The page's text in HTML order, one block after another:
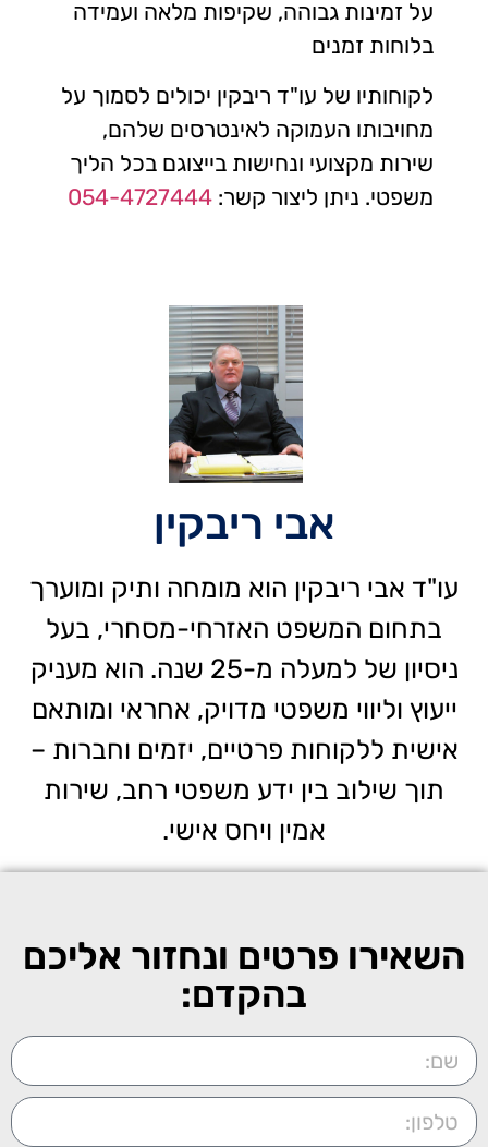
על זמינות גבוהה, שקיפות מלאה ועמידה
בלוחות זמנים
לקוחותיו של עו"ד ריבקין יכולים לסמוך על
מחויבותו העמוקה לאינטרסים שלהם,
שירות מקצועי ונחישות בייצוגם בכל הליך
משפטי. ניתן ליצור קשר: 054-4727444
אבי ריבקין
עו"ד אבי ריבקין הוא מומחה ותיק ומוערך
בתחום המשפט האזרחי-מסחרי, בעל
ניסיון של למעלה מ-25 שנה. הוא מעניק
ייעוץ וליווי משפטי מדויק, אחראי ומותאם
אישית ללקוחות פרטיים, יזמים וחברות –
תוך שילוב בין ידע משפטי רחב, שירות
אמין ויחס אישי.
השאירו פרטים ונחזור אליכם
בהקדם: